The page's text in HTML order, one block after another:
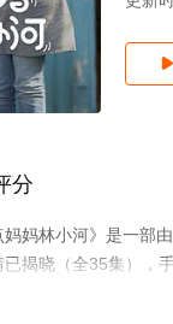

分
妈林小河》是一部
揭晓（全35集），
瓣电视剧、电视猫或